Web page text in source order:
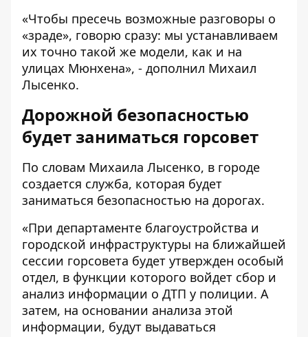
«Чтобы пресечь возможные разговоры о
«зраде», говорю сразу: мы устанавливаем
их точно такой же модели, как и на
улицах Мюнхена», - дополнил Михаил
Лысенко.
Дорожной безопасностью
будет заниматься горсовет
По словам Михаила Лысенко, в городе
создается служба, которая будет
заниматься безопасностью на дорогах.
«При департаменте благоустройства и
городской инфраструктуры на ближайшей
сессии горсовета будет утвержден особый
отдел, в функции которого войдет сбор и
анализ информации о ДТП у полиции. А
затем, на основании анализа этой
информации, будут выдаваться